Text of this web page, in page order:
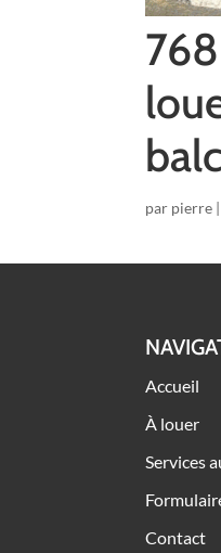
par pierre |
Accueil
À louer
Services
Contact